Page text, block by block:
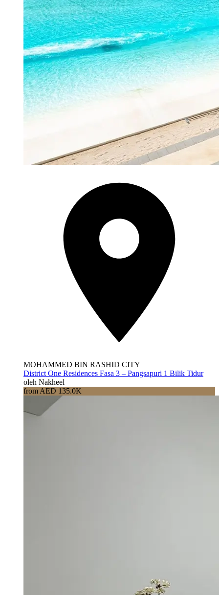
MOHAMMED BIN RASHID CITY
District One Residences Fasa 3 – Pangsapuri 1 Bilik Tidur
oleh Nakheel
from AED 135.0K